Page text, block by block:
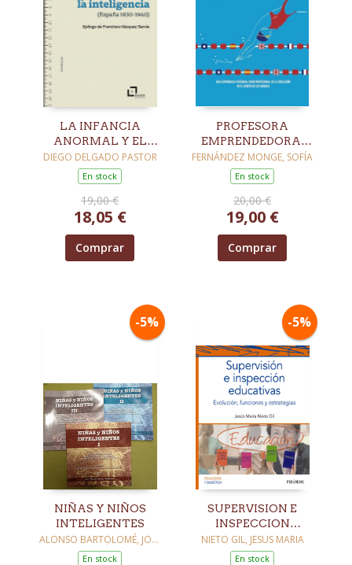
LA INFANCIA
ANORMAL Y EL
CULTIVO DE LA
INTELIGENCIA
(ESPAÑA, 1830-1940)
DIEGO DELGADO PASTOR
En stock
19,00 €
18,05 €
Comprar
PROFESORA
EMPRENDEDORA,
PROFESORA FELIZ
FERNÁNDEZ MONGE, SOFÍA
En stock
20,00 €
19,00 €
Comprar
-5%
NIÑAS Y NIÑOS
INTELIGENTES
ALONSO BARTOLOMÉ, JOSÉ
RAMÓN
En stock
-5%
SUPERVISION E
INSPECCION
EDUCATIVAS
NIETO GIL, JESUS MARIA
En stock